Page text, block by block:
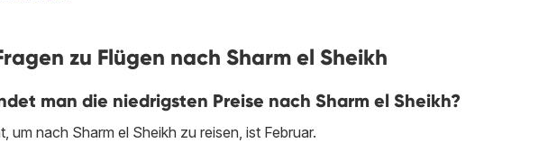
zu Flügen nach Sharm el Sheikh
man die niedrigsten Preise nach Sharm el Sheikh?
um nach Sharm el Sheikh zu reisen, ist Februar.